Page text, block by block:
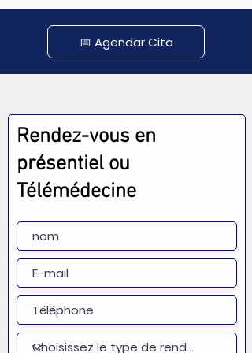
📅 Agendar Cita
Rendez-vous en
présentiel ou
Télémédecine